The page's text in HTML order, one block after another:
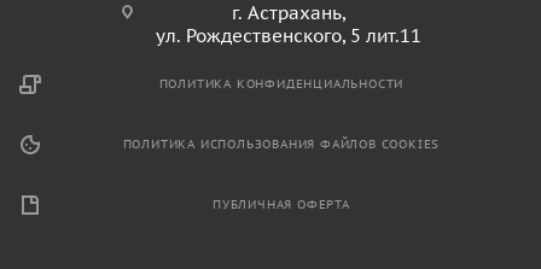
г. Астрахань,
ул. Рождественского, 5 лит.11
ПОЛИТИКА КОНФИДЕНЦИАЛЬНОСТИ
ПОЛИТИКА ИСПОЛЬЗОВАНИЯ ФАЙЛОВ COOKIES
ПУБЛИЧНАЯ ОФЕРТА